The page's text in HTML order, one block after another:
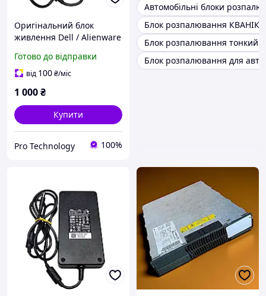
Оригінальний блок
живлення Dell / Alienware
мм з голкою) Delta
GA240PE1-00 + кабель
Готово до відправки
від 100₴/міс
1 000₴
Купити
Pro Technology 100%
Автомобільні блоки
Блок розпалювання КВАНІК
Блок розпалювання тонкий
Блок розпалювання для